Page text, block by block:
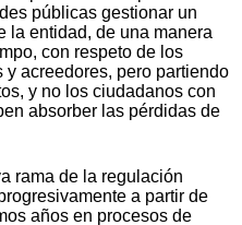
públicas gestionar un
la entidad, de una manera
con respeto de los
acreedores, pero partiendo
y no los ciudadanos con
absorber las pérdidas de
rama de la regulación
a partir de
años en procesos de